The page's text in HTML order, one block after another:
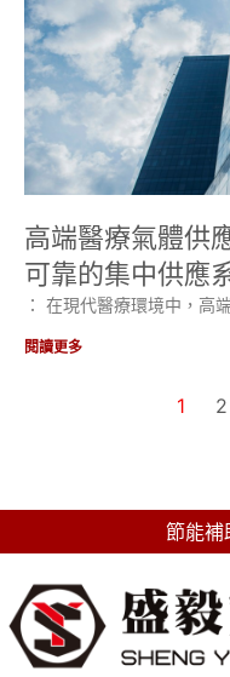
高端醫療氣體供
可靠的集中供應
： 在現代醫療環境中，高
閱讀更多
1 2
節能補